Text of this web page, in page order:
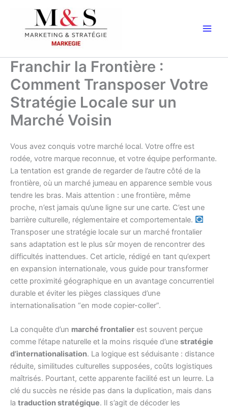
contenu
Franchir la Frontière :
Comment Transposer Votre
Stratégie Locale sur un
Marché Voisin
Vous avez conquis votre marché local. Votre offre est
rodée, votre marque reconnue, et votre équipe performante.
La tentation est grande de regarder de l’autre côté de la
frontière, où un marché jumeau en apparence semble vous
tendre les bras. Mais attention : une frontière, même
proche, n’est jamais qu’une ligne sur une carte. C’est une
barrière culturelle, réglementaire et comportementale.
Transposer une stratégie locale sur un marché frontalier
sans adaptation est le plus sûr moyen de rencontrer des
difficultés inattendues. Cet article, rédigé en tant qu’expert
en expansion internationale, vous guide pour transformer
cette proximité géographique en un avantage concurrentiel
durable et éviter les pièges classiques d’une
internationalisation “en mode copier-coller”.
La conquête d’un marché frontalier est souvent perçue
comme l’étape naturelle et la moins risquée d’une stratégie
d’internationalisation. La logique est séduisante : distance
réduite, similitudes culturelles supposées, coûts logistiques
maîtrisés. Pourtant, cette apparente facilité est un leurre. La
clé du succès ne réside pas dans la duplication, mais dans
la traduction stratégique. Il s’agit de décoder les